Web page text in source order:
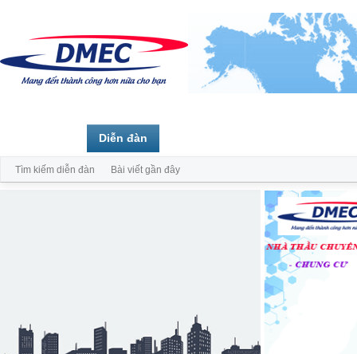
Diễn đàn
Tìm kiếm diễn đàn Bài viết gần đây